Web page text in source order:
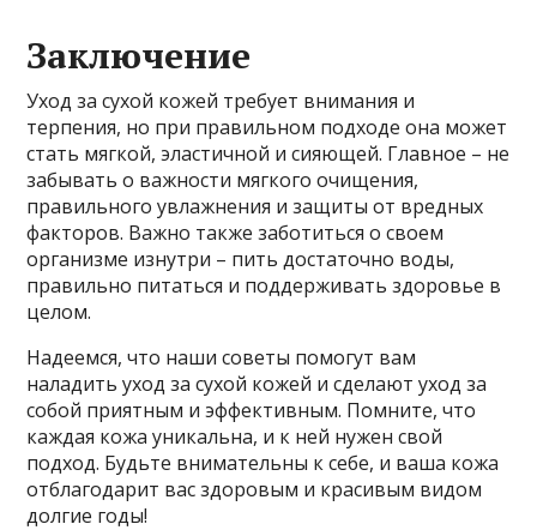
Заключение
Уход за сухой кожей требует внимания и
терпения, но при правильном подходе она может
стать мягкой, эластичной и сияющей. Главное – не
забывать о важности мягкого очищения,
правильного увлажнения и защиты от вредных
факторов. Важно также заботиться о своем
организме изнутри – пить достаточно воды,
правильно питаться и поддерживать здоровье в
целом.
Надеемся, что наши советы помогут вам
наладить уход за сухой кожей и сделают уход за
собой приятным и эффективным. Помните, что
каждая кожа уникальна, и к ней нужен свой
подход. Будьте внимательны к себе, и ваша кожа
отблагодарит вас здоровым и красивым видом
долгие годы!